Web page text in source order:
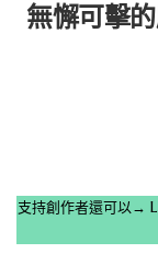
無懈可擊
支持創作者還可以→